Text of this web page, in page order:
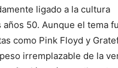
ligado a la cultura
50. Aunque el tema
como Pink Floyd y
irremplazable de la